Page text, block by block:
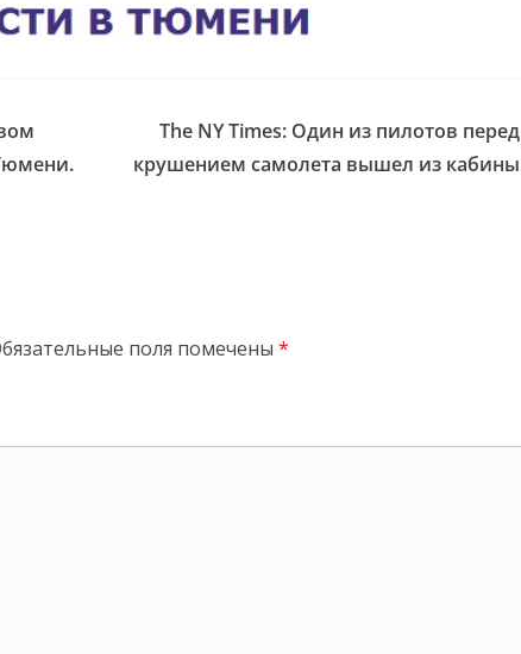
The NY Times: Один из пилотов перед
крушением самолета вышел из кабины
поля помечены *